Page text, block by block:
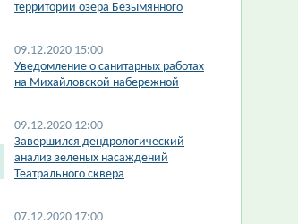
территории озера Безымянного
09.12.2020 15:00
Уведомление о санитарных работах
на Михайловской набережной
09.12.2020 12:00
Завершился дендрологический
анализ зеленых насаждений
Театрального сквера
07.12.2020 17:00